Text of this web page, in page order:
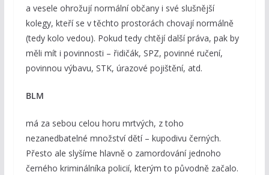
a vesele ohrožují normální občany i své slušnější
kolegy, kteří se v těchto prostorách chovají normálně
(tedy kolo vedou). Pokud tedy chtějí další práva, pak by
měli mít i povinnosti – řidičák, SPZ, povinné ručení,
povinnou výbavu, STK, úrazové pojištění, atd.
BLM
má za sebou celou horu mrtvých, z toho
nezanedbatelné množství dětí – kupodivu černých.
Přesto ale slyšíme hlavně o zamordování jednoho
černého kriminálníka policií, kterým to původně začalo.